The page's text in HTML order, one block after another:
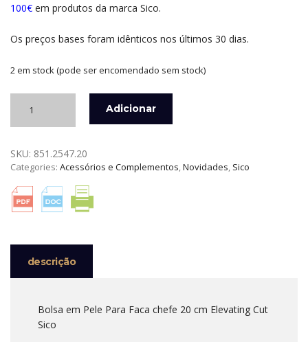
100€ em produtos da marca Sico.
Os preços bases foram idênticos nos últimos 30 dias.
2 em stock (pode ser encomendado sem stock)
BOLSA
PELE
PARA
CHEFE
20
SICO
Adicionar
SKU: 851.2547.20
Categories: Acessórios e Complementos,Novidades, Sico
descrição
Bolsa em Pele Para Faca chefe 20 cm Elevating Cut
Sico